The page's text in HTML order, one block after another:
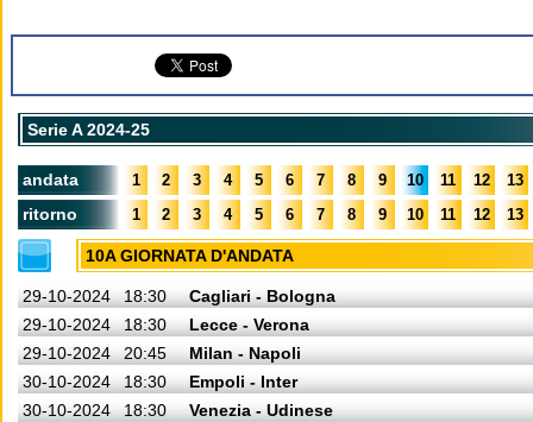
Serie A 2024-25
andata 1 2 3 4 5 6 7 8 9 10 11 12 13
ritorno 1 2 3 4 5 6 7 8 9 10 11 12 13
10A GIORNATA D'ANDATA
29-10-2024 18:30
Cagliari - Bologna
29-10-2024
18:30
Lecce - Verona
29-10-2024
20:45
Milan - Napoli
30-10-2024
18:30
Empoli - Inter
30-10-2024
18:30
Venezia - Udinese